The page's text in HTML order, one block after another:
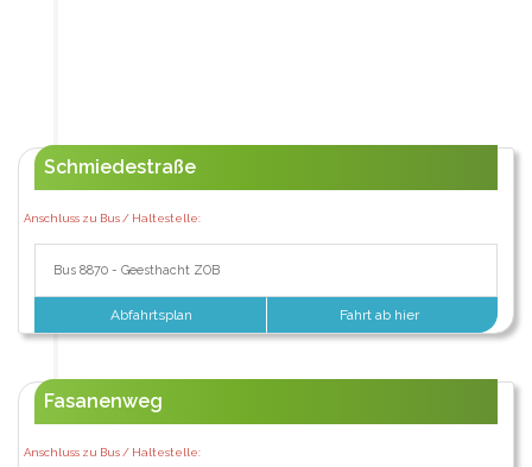
Schmiedestraße
Anschluss zu Bus / Haltestelle:
Bus 8870 - Geesthacht ZOB
Abfahrtsplan Fahrt ab hier
Fasanenweg
Anschluss zu Bus / Haltestelle: